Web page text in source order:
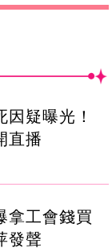
因疑曝光！
直播
拿工會錢買
發聲